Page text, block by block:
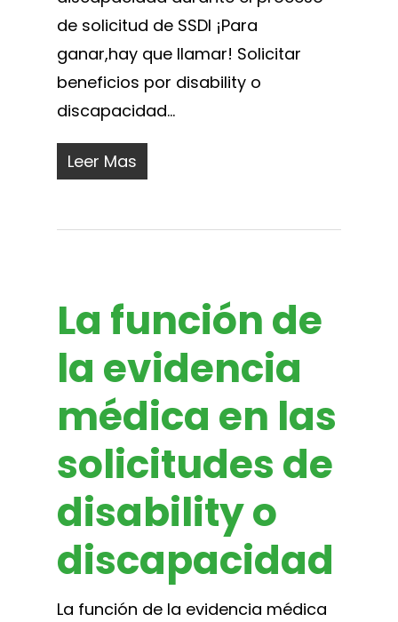
de solicitud de SSDI ¡Para
ganar,hay que llamar! Solicitar
beneficios por disability o
discapacidad...
Leer Mas
La función de
la evidencia
médica en las
solicitudes de
disability o
discapacidad
La función de la evidencia médica